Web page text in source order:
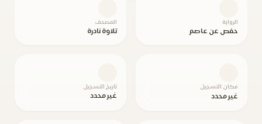
الرواية
حفص عن عاصم
المصحف
تلاوة نادرة
مكان التسجيل
غير محدد
تاريخ التسجيل
غير محدد